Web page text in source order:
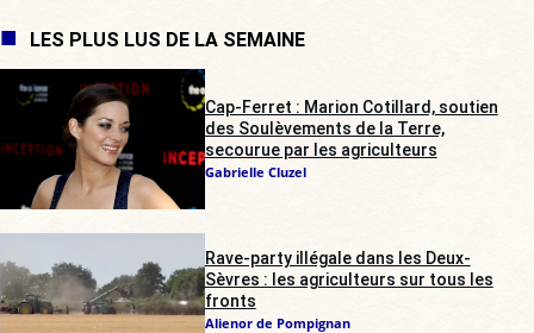
LES PLUS LUS DE LA SEMAINE
Cap-Ferret : Marion Cotillard, soutien
des Soulèvements de la Terre,
secourue par les agriculteurs
Gabrielle Cluzel
Rave-party illégale dans les Deux-
Sèvres : les agriculteurs sur tous les
fronts
Alienor de Pompignan